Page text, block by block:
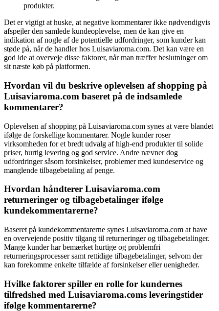
produkter.
Det er vigtigt at huske, at negative kommentarer ikke nødvendigvis
afspejler den samlede kundeoplevelse, men de kan give en
indikation af nogle af de potentielle udfordringer, som kunder kan
støde på, når de handler hos Luisaviaroma.com. Det kan være en
god ide at overveje disse faktorer, når man træffer beslutninger om
sit næste køb på platformen.
Hvordan vil du beskrive oplevelsen af shopping på
Luisaviaroma.com baseret på de indsamlede
kommentarer?
Oplevelsen af shopping på Luisaviaroma.com synes at være blandet
ifølge de forskellige kommentarer. Nogle kunder roser
virksomheden for et bredt udvalg af high-end produkter til solide
priser, hurtig levering og god service. Andre nævner dog
udfordringer såsom forsinkelser, problemer med kundeservice og
manglende tilbagebetaling af penge.
Hvordan håndterer Luisaviaroma.com
returneringer og tilbagebetalinger ifølge
kundekommentarerne?
Baseret på kundekommentarerne synes Luisaviaroma.com at have
en overvejende positiv tilgang til returneringer og tilbagebetalinger.
Mange kunder har bemærket hurtige og problemfri
returneringsprocesser samt rettidige tilbagebetalinger, selvom der
kan forekomme enkelte tilfælde af forsinkelser eller uenigheder.
Hvilke faktorer spiller en rolle for kundernes
tilfredshed med Luisaviaroma.coms leveringstider
ifølge kommentarerne?